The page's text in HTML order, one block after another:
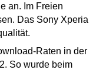
an. Im Freien
Das Sony Xperia
Raten in der
So wurde beim